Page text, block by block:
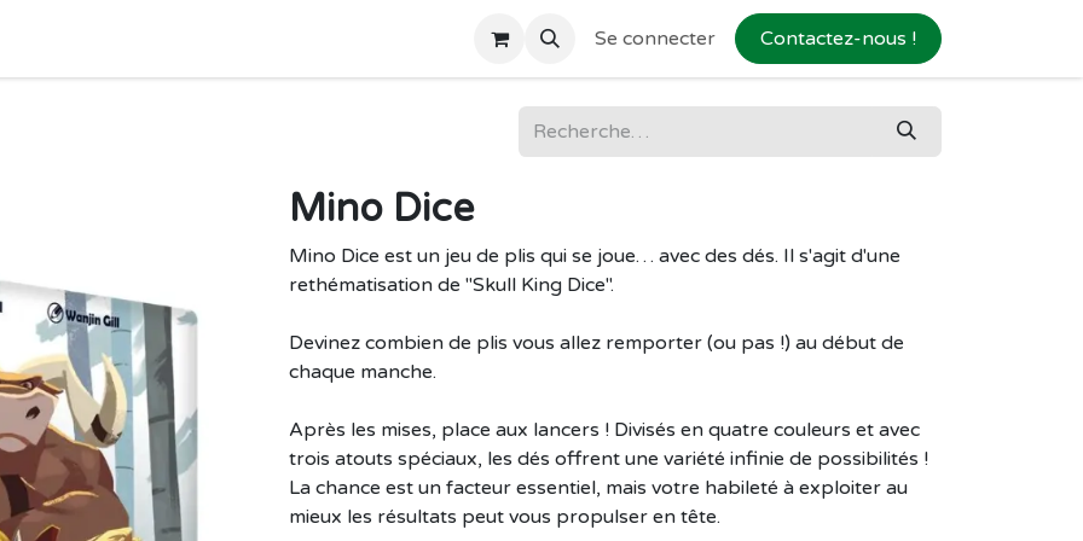
Se connecter Contactez-nous !
Mino Dice
Mino Dice est un jeu de plis qui se joue… avec des dés. Il s'agit d'une
rethématisation de "Skull King Dice".
Devinez combien de plis vous allez remporter (ou pas !) au début de
chaque manche.
Après les mises, place aux lancers ! Divisés en quatre couleurs et avec
trois atouts spéciaux, les dés offrent une variété infinie de possibilités !
La chance est un facteur essentiel, mais votre habileté à exploiter au
mieux les résultats peut vous propulser en tête.